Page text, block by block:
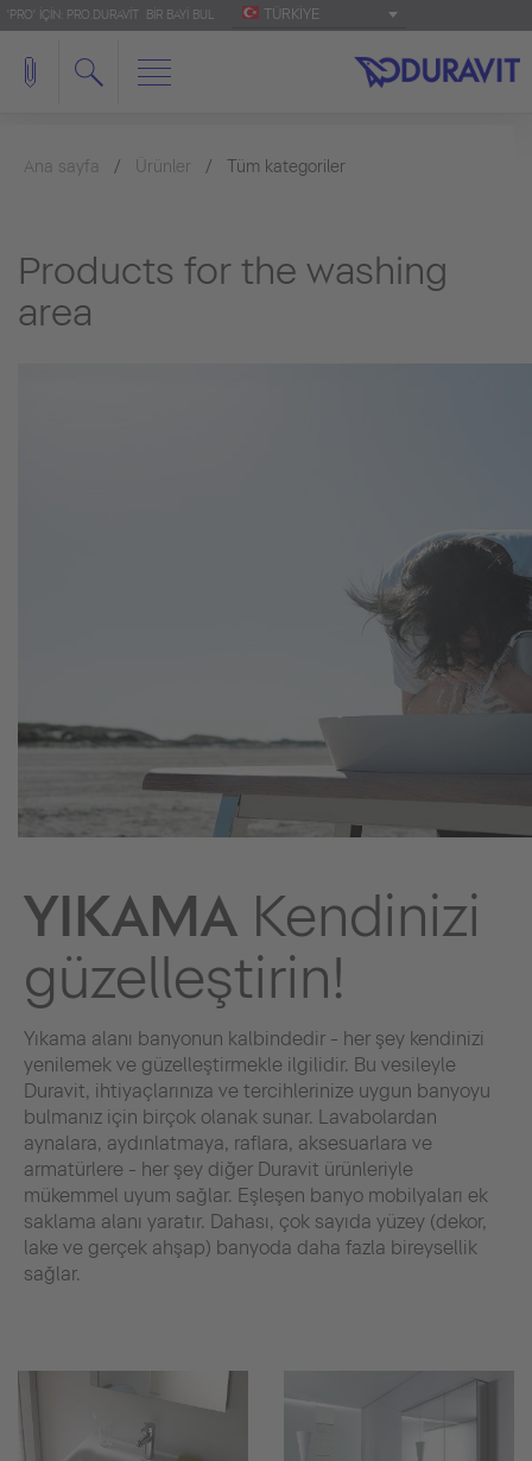
'PRO' IÇIN: PRO.DURAVIT BIR BAYI BUL TÜRKIYE
Ana sayfa Ürünler Tüm kategoriler
Products for the washing
area
YIKAMA Kendinizi
güzelleştirin!
Yıkama alanı banyonun kalbindedir - her şey kendinizi
yenilemek ve güzelleştirmekle ilgilidir. Bu vesileyle
Duravit, ihtiyaçlarınıza ve tercihlerinize uygun banyoyu
bulmanız için birçok olanak sunar. Lavabolardan
aynalara, aydınlatmaya, raflara, aksesuarlara ve
armatürlere - her şey diğer Duravit ürünleriyle
mükemmel uyum sağlar. Eşleşen banyo mobilyaları ek
saklama alanı yaratır. Dahası, çok sayıda yüzey (dekor,
lake ve gerçek ahşap) banyoda daha fazla bireysellik
sağlar.